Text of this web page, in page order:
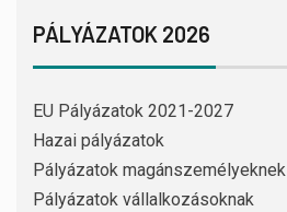
PÁLYÁZATOK 2026
EU Pályázatok 2021-2027
Hazai pályázatok
Pályázatok magánszemélyeknek
Pályázatok vállalkozásoknak